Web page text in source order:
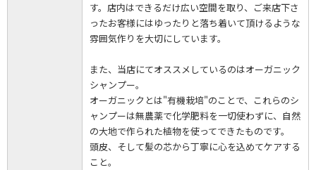
す。店内はできるだけ広い空間を取り、ご来店下さ
ったお客様にはゆったりと落ち着いて頂けるような
雰囲気作りを大切にしています。
また、当店にてオススメしているのはオーガニック
シャンプー。
オーガニックとは"有機栽培"のことで、これらのシ
ャンプーは無農薬で化学肥料を一切使わずに、自然
の大地で作られた植物を使ってできたものです。
頭皮、そして髪の芯から丁寧に心を込めてケアする
こと。